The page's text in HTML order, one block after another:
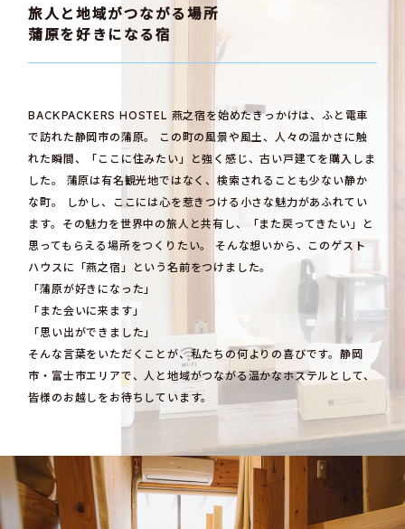
旅人と地域がつながる場所
蒲原を好きになる宿
BACKPACKERS HOSTEL 燕之宿を始めたきっかけは、ふと電車
で訪れた静岡市の蒲原。 この町の風景や風土、人々の温かさに触
れた瞬間、「ここに住みたい」と強く感じ、古い戸建てを購入しま
した。 蒲原は有名観光地ではなく、検索されることも少ない静か
な町。 しかし、ここには心を惹きつける小さな魅力があふれてい
ます。その魅力を世界中の旅人と共有し、「また戻ってきたい」と
思ってもらえる場所をつくりたい。 そんな想いから、このゲスト
ハウスに「燕之宿」という名前をつけました。
「蒲原が好きになった」
「また会いに来ます」
「思い出ができました」
そんな言葉をいただくことが、私たちの何よりの喜びです。静岡
市・富士市エリアで、人と地域がつながる温かなホステルとして、
皆様のお越しをお待ちしています。